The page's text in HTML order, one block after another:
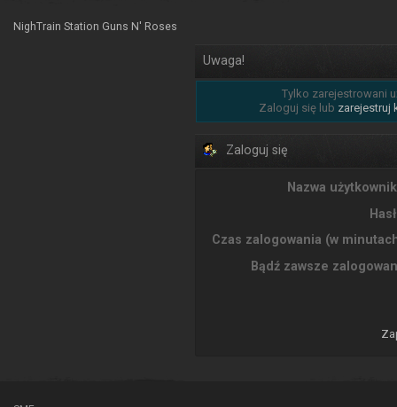
NighTrain Station Guns N' Roses
Uwaga!
Tylko zarejestrowani
Zaloguj się lub zarejestruj
Zaloguj się
Nazwa
Czas zalogowania (w
Bądź zawsze